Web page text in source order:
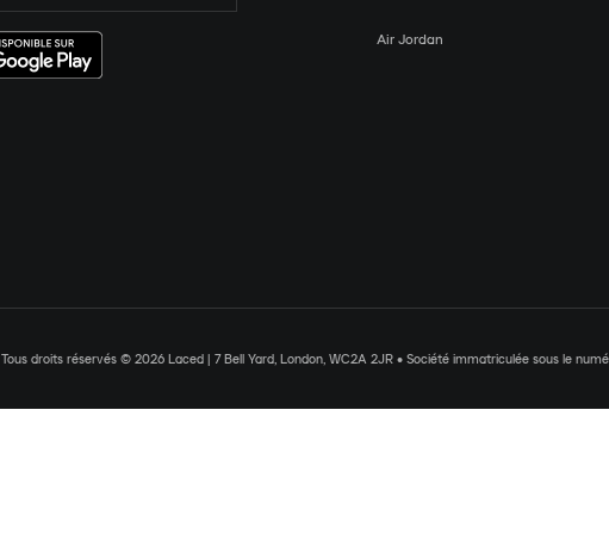
Air Jordan
Tous droits réservés © 2026 Laced | 7 Bell Yard, London, WC2A 2JR • Société immatriculée sous le